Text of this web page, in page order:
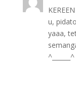
u,
yaaa,
^______^